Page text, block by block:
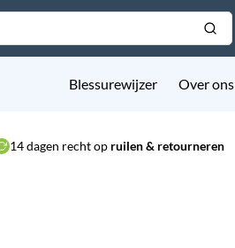
Blessurewijzer Over ons
14 dagen recht op ruilen & retourneren